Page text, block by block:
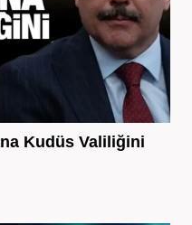
Kudüs Valiliğini